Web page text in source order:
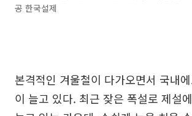
공 한국설제
본격적인 겨울철이 다가오면서 국내
이 늘고 있다. 최근 잦은 폭설로 제설